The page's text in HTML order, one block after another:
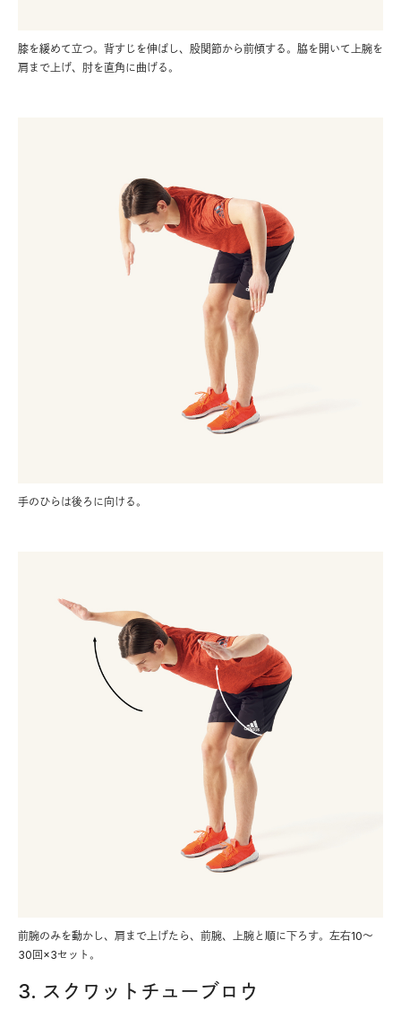
膝を緩めて立つ。背すじを伸ばし、股関節から前傾する。脇を開いて上腕を
肩まで上げ、肘を直角に曲げる。
手のひらは後ろに向ける。
前腕のみを動かし、肩まで上げたら、前腕、上腕と順に下ろす。左右10～
30回×3セット。
3. スクワットチューブロウ